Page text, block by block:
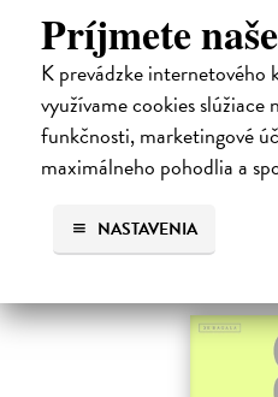
Príjmete
K prevádzke
využívame cookies slúžiace
funkčnosti, marketingové
maximálneho pohodlia a
NASTAVENIA
Kolotočárka
Wernerová Jana| Kniha
Tam, kde sa radosť zo slobodného
pocitom vyčlenenia. Tam, kde
život dievčatka, ktoré od svojej
Na sklade
15,21 €